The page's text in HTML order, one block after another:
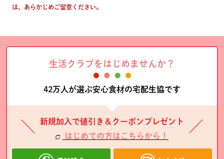
は、あらかじめご留意ください。
生活クラブをはじめませんか？
42万人が選ぶ安心食材の宅配生協です
新規加入で値引き＆クーポンプレゼント
はじめての方はこちらから！